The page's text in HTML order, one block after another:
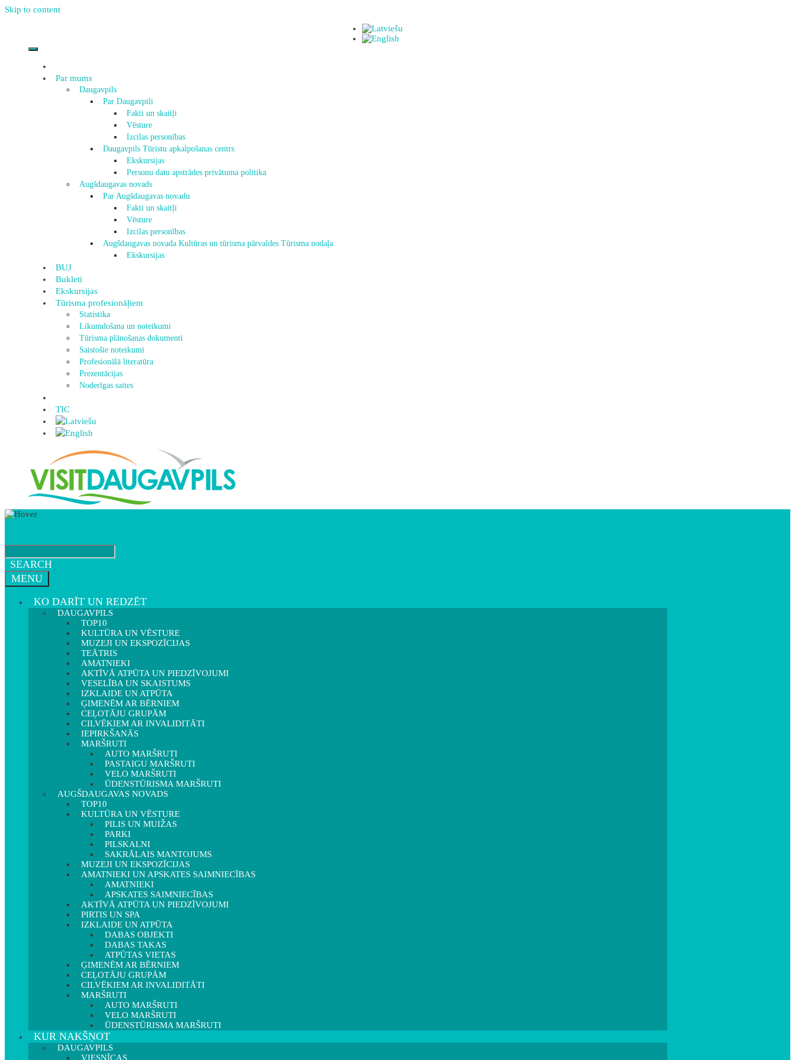
Skip to content
Par mums
Daugavpils
Par Daugavpili
Fakti un skaitļi
Vēsture
Izcilas personības
Daugavpils Tūristu apkalpošanas centrs
Ekskursijas
Personu datu apstrādes privātuma politika
Augšdaugavas novads
Par Augšdaugavas novadu
Fakti un skaitļi
Vēsture
Izcilas personības
Augšdaugavas novada Kultūras un tūrisma pārvaldes Tūrisma nodaļa
Ekskursijas
BUJ
Bukleti
Ekskursijas
Tūrisma profesionāļiem
Statistika
Likumdošana un noteikumi
Tūrisma plānošanas dokumenti
Saistošie noteikumi
Profesionālā literatūra
Prezentācijas
Noderīgas saites
TIC
SEARCH
MENU
KO DARĪT UN REDZĒT
DAUGAVPILS
TOP10
KULTŪRA UN VĒSTURE
MUZEJI UN EKSPOZĪCIJAS
TEĀTRIS
AMATNIEKI
AKTĪVĀ ATPŪTA UN PIEDZĪVOJUMI
VESELĪBA UN SKAISTUMS
IZKLAIDE UN ATPŪTA
ĢIMENĒM AR BĒRNIEM
CEĻOTĀJU GRUPĀM
CILVĒKIEM AR INVALIDITĀTI
IEPIRKŠANĀS
MARŠRUTI
AUTO MARŠRUTI
PASTAIGU MARŠRUTI
VELO MARŠRUTI
ŪDENSTŪRISMA MARŠRUTI
AUGŠDAUGAVAS NOVADS
TOP10
KULTŪRA UN VĒSTURE
PILIS UN MUIŽAS
PARKI
PILSKALNI
SAKRĀLAIS MANTOJUMS
MUZEJI UN EKSPOZĪCIJAS
AMATNIEKI UN APSKATES SAIMNIECĪBAS
AMATNIEKI
APSKATES SAIMNIECĪBAS
AKTĪVĀ ATPŪTA UN PIEDZĪVOJUMI
PIRTIS UN SPA
IZKLAIDE UN ATPŪTA
DABAS OBJEKTI
DABAS TAKAS
ATPŪTAS VIETAS
ĢIMENĒM AR BĒRNIEM
CEĻOTĀJU GRUPĀM
CILVĒKIEM AR INVALIDITĀTI
MARŠRUTI
AUTO MARŠRUTI
VELO MARŠRUTI
ŪDENSTŪRISMA MARŠRUTI
KUR NAKŠŅOT
DAUGAVPILS
VIESNĪCAS